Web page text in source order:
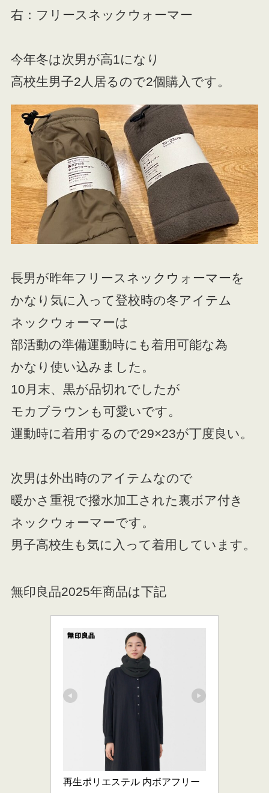
右：フリースネックウォーマー
今年冬は次男が高1になり
高校生男子2人居るので2個購入です。
長男が昨年フリースネックウォーマーを
かなり気に入って登校時の冬アイテム
ネックウォーマーは
部活動の準備運動時にも着用可能な為
かなり使い込みました。
10月末、黒が品切れでしたが
モカブラウンも可愛いです。
運動時に着用するので29×23が丁度良い。
次男は外出時のアイテムなので
暖かさ重視で撥水加工された裏ボア付き
ネックウォーマーです。
男子高校生も気に入って着用しています。
無印良品2025年商品は下記
再生ポリエステル 内ボアフリー